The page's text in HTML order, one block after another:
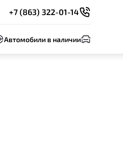
+7 (863) 322-01-14
Автомобили в наличии